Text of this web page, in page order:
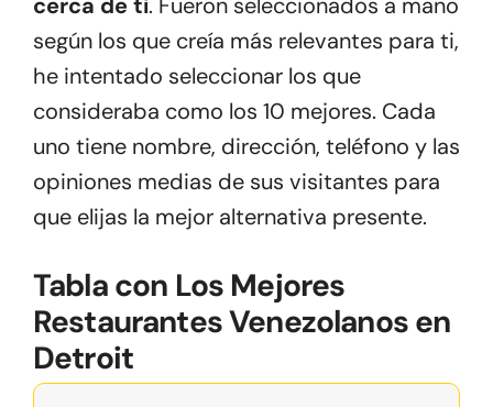
según los que creía más relevantes para ti,
he intentado seleccionar los que
consideraba como los 10 mejores. Cada
uno tiene nombre, dirección, teléfono y las
opiniones medias de sus visitantes para
que elijas la mejor alternativa presente.
Tabla con Los Mejores
Restaurantes Venezolanos en
Detroit